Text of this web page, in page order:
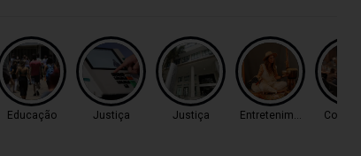
Educação Justiça Justiça Entretenimento Coluna